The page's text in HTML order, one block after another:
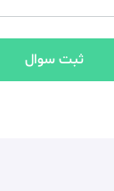
ثبت سوال